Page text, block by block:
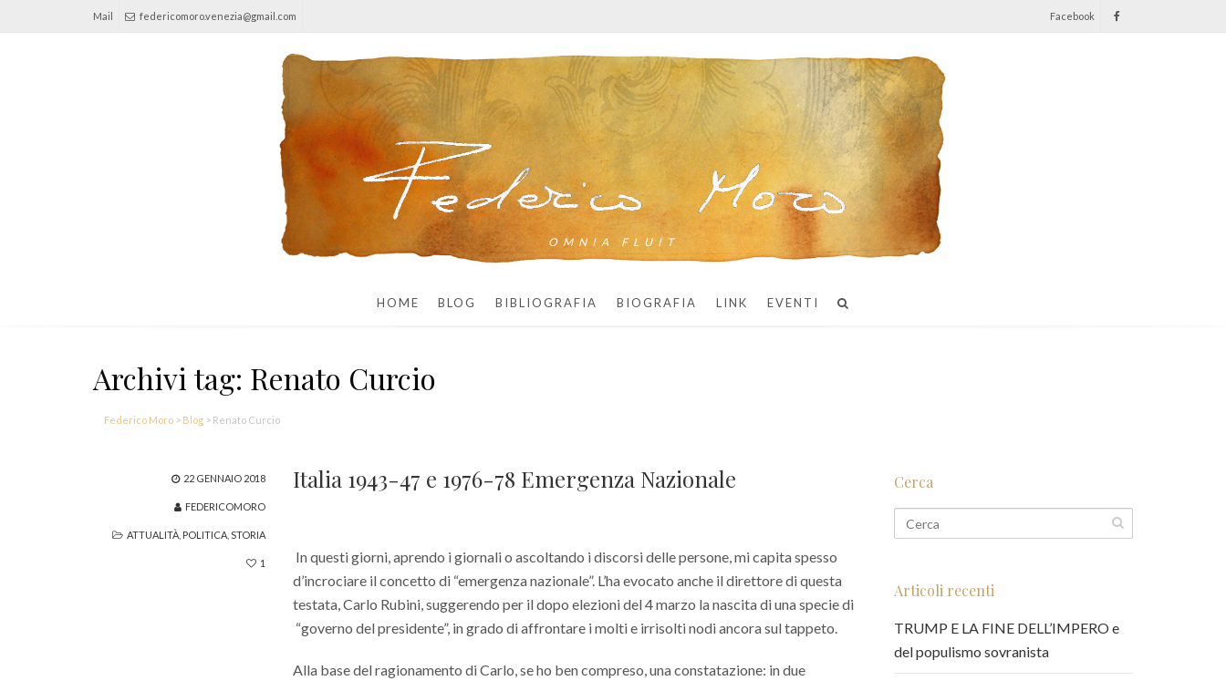
Mail federicomoro.venezia@gmail.com Facebook
OMNIA FLUIT
HOME BLOG BIBLIOGRAFIA BIOGRAFIA LINK EVENTI
Archivi tag: Renato Curcio
Federico Moro > Blog > Renato Curcio
22 GENNAIO 2018
FEDERICOMORO
ATTUALITÀ POLITICA ,STORIA
1
Italia 1943-47 e 1976-78 Emergenza Nazionale
In questi giorni, aprendo i giornali o ascoltando i discorsi delle persone, mi capita spesso
d’incrociare il concetto di “emergenza nazionale”. L’ha evocato anche il direttore di questa
testata, Carlo Rubini, suggerendo per il dopo elezioni del 4 marzo la nascita di una specie di
“governo del presidente”, in grado di affrontare i molti e irrisolti nodi ancora sul tappeto.
Alla base del ragionamento di Carlo, se ho ben compreso, una constatazione: in due
Cerca
Articoli recenti
TRUMP E LA FINE DELL’IMPERO e
del populismo sovranista